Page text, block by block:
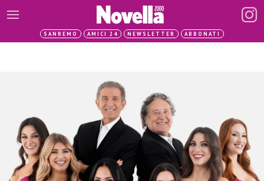
SANREMO AMICI 24 NEWSLETTER ABBONATI